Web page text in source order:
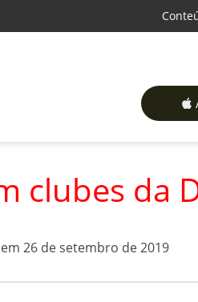
clubes da
26 de setembro de 2019